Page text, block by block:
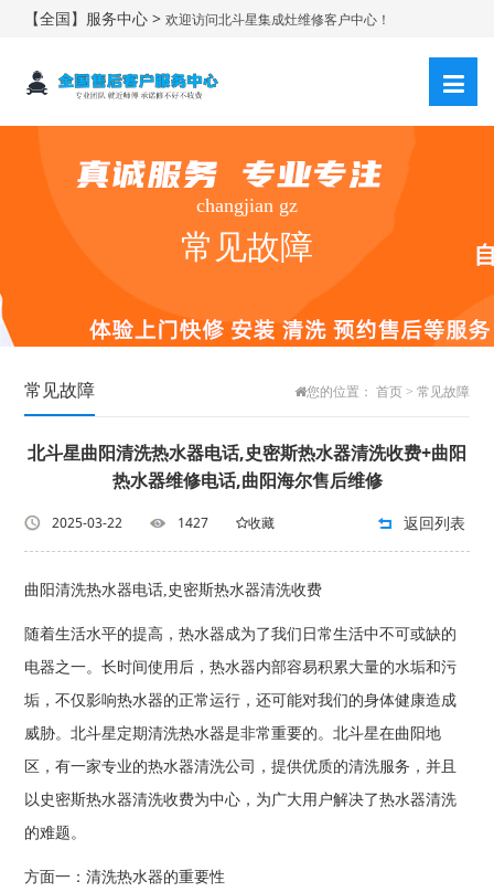
【全国】服务中心 >欢迎访问北斗星集成灶维修客户中心！
changjian gz
常见故障
常见故障 您的位置： 首页> 常见故障
北斗星曲阳清洗热水器电话,史密斯热水器清洗收费+曲阳
热水器维修电话,曲阳海尔售后维修
2025-03-22 1427 收藏 返回列表
曲阳清洗热水器电话,史密斯热水器清洗收费
随着生活水平的提高，热水器成为了我们日常生活中不可或缺的
电器之一。长时间使用后，热水器内部容易积累大量的水垢和污
垢，不仅影响热水器的正常运行，还可能对我们的身体健康造成
威胁。北斗星定期清洗热水器是非常重要的。北斗星在曲阳地
区，有一家专业的热水器清洗公司，提供优质的清洗服务，并且
以史密斯热水器清洗收费为中心，为广大用户解决了热水器清洗
的难题。
方面一：清洗热水器的重要性